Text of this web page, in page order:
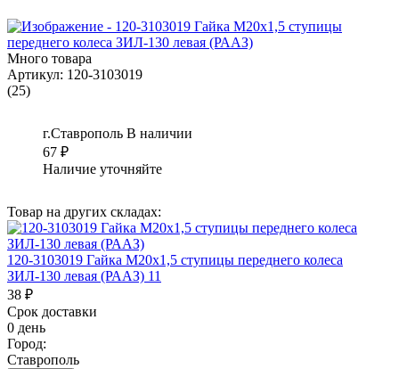
Много товара
Артикул: 120-3103019
(25)
г.Ставрополь В наличии
67 ₽
Наличие уточняйте
Товар на других складах:
120-3103019 Гайка М20х1,5 ступицы переднего колеса
ЗИЛ-130 левая (РААЗ) 11
38 ₽
Срок доставки
0 день
Город:
Ставрополь